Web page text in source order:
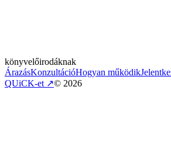
könyvelőirodáknak
ÁrazásKonzultációHogyan működik
QUiCK-et ↗© 2026